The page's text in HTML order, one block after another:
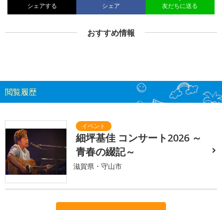
シェアする シェア 友だちに送る
おすすめ情報
閲覧履歴
細坪基佳 コンサート2026 ～
青春の綴記～
滋賀県・守山市